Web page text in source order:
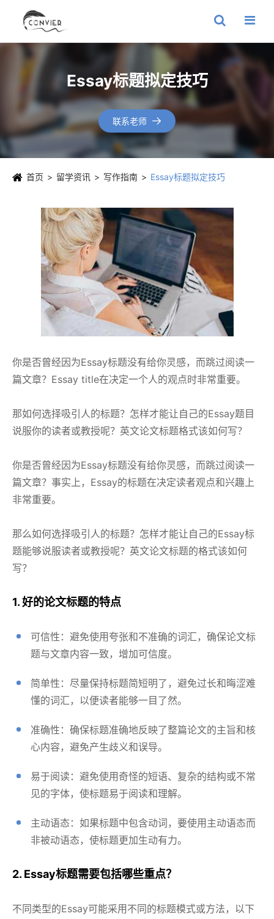
Essay标题拟定技巧
联系老师 
首页 留学资讯 写作指南 Essay标题拟定技巧
你是否曾经因为Essay标题没有给你灵感，而跳过阅读一
篇文章？Essay title在决定一个人的观点时非常重要。
那如何选择吸引人的标题？怎样才能让自己的Essay题目
说服你的读者或教授呢？英文论文标题格式该如何写？
你是否曾经因为Essay标题没有给你灵感，而跳过阅读一
篇文章？事实上，Essay的标题在决定读者观点和兴趣上
非常重要。
那么如何选择吸引人的标题？怎样才能让自己的Essay标
题能够说服读者或教授呢？英文论文标题的格式该如何
写？
1. 好的论文标题的特点
可信性：避免使用夸张和不准确的词汇，确保论文标
题与文章内容一致，增加可信度。
简单性：尽量保持标题简短明了，避免过长和晦涩难
懂的词汇，以便读者能够一目了然。
准确性：确保标题准确地反映了整篇论文的主旨和核
心内容，避免产生歧义和误导。
易于阅读：避免使用奇怪的短语、复杂的结构或不常
见的字体，使标题易于阅读和理解。
主动语态：如果标题中包含动词，要使用主动语态而
非被动语态，使标题更加生动有力。
2. Essay标题需要包括哪些重点？
不同类型的Essay可能采用不同的标题模式或方法，以下